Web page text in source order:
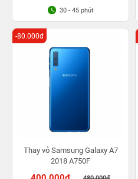
30 - 45 phút
Thay vỏ Samsung Galaxy A7
2018 A750F
-80.000đ